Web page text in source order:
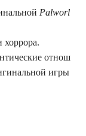
Palworl
хоррора.
отнош
игры